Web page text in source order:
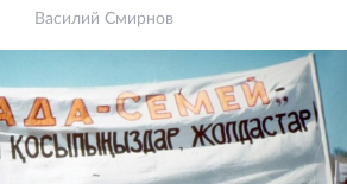
Василий Смирнов